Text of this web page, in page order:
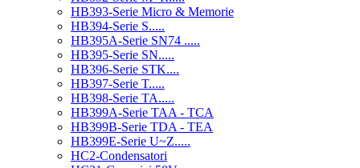
HB393-Serie Micro & Memorie
HB394-Serie S.....
HB395A-Serie SN74 .....
HB395-Serie SN.....
HB396-Serie STK....
HB397-Serie T.....
HB398-Serie TA.....
HB399A-Serie TAA - TCA
HB399B-Serie TDA - TEA
HB399E-Serie U~Z.....
HC2-Condensatori